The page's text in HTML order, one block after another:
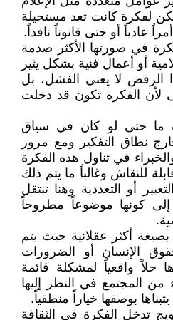
لفكرة كانت تعد مستحيلة
عادياً أو حتى قانوناً نافذاً.
في صورتها الأكثر صدمة
أو أعمال فنية بشكل يثير
الرفض لا يعني الفشل، بل
لأن الفكرة تكون قد دخلت
ما حتى لو كان في سياق
نطاق التفكير ومع مرور
في تناول هذه الفكرة
للنقاش وغالباً ما يتم ذلك
أو التعددية وهنا تنتقل
كونها موضوعاً مطروحاً
أكثر عقلانية حيث يتم
الإنسان أو الضرورات
حلاً واقعياً لمشكلة قائمة
المجتمع في النظر إليها
بوصفها خياراً منطقياً.
تدخل الفكرة في الثقافة